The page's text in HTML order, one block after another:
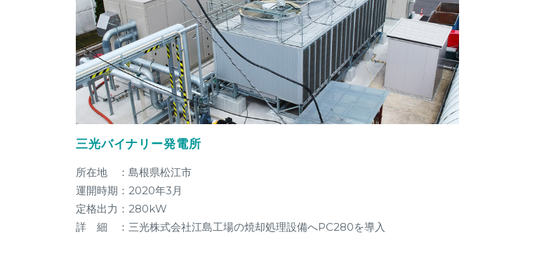
三光バイナリー発電所
所在地 ：島根県松江市
運開時期：2020年3月
定格出力：280kW
詳 細 ：三光株式会社江島工場の焼却処理設備へPC280を導入